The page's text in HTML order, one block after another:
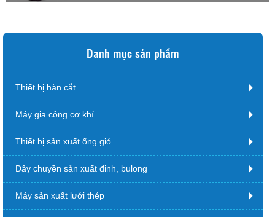
Danh mục sản phẩm
Thiết bị hàn cắt
Máy gia công cơ khí
Thiết bị sản xuất ống gió
Dây chuyền sản xuất đinh, bulong
Máy sản xuất lưới thép